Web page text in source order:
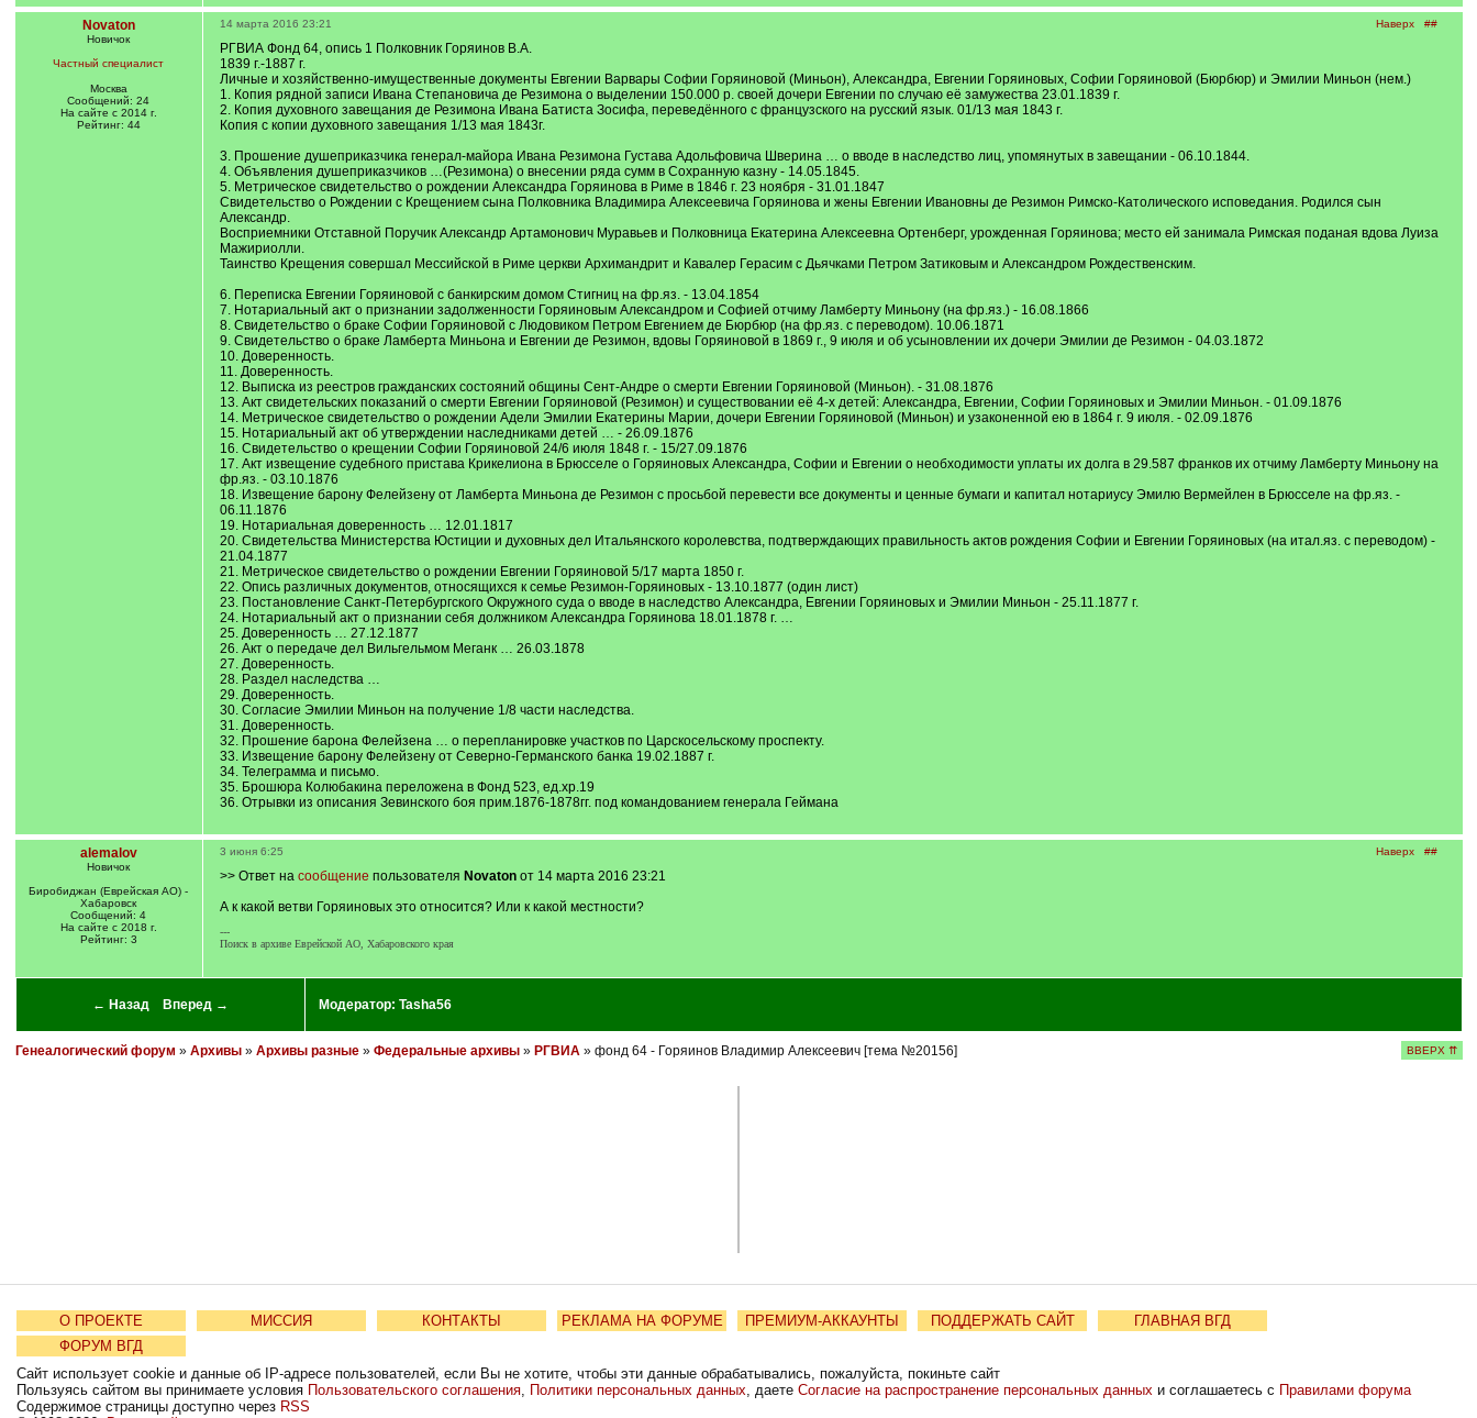
Novaton
Новичок
Частный специалист
Москва
Сообщений: 24
На сайте с 2014 г.
Рейтинг: 44
Наверх ##
14 марта 2016 23:21
РГВИА Фонд 64, опись 1 Полковник Горяинов В.А.
1839 г.-1887 г.
Личные и хозяйственно-имущественные документы Евгении Варвары Софии Горяиновой (Миньон), Александра, Евгении Горяиновых, Софии Горяиновой (Бюрбюр) и Эмилии Миньон (нем.)
1. Копия рядной записи Ивана Степановича де Резимона о выделении 150.000 р. своей дочери Евгении по случаю её замужества 23.01.1839 г.
2. Копия духовного завещания де Резимона Ивана Батиста Зосифа, переведённого с французского на русский язык. 01/13 мая 1843 г.
Копия с копии духовного завещания 1/13 мая 1843г.
3. Прошение душеприказчика генерал-майора Ивана Резимона Густава Адольфовича Шверина … о вводе в наследство лиц, упомянутых в завещании - 06.10.1844.
4. Объявления душеприказчиков …(Резимона) о внесении ряда сумм в Сохранную казну - 14.05.1845.
5. Метрическое свидетельство о рождении Александра Горяинова в Риме в 1846 г. 23 ноября - 31.01.1847
Свидетельство о Рождении с Крещением сына Полковника Владимира Алексеевича Горяинова и жены Евгении Ивановны де Резимон Римско-Католического исповедания. Родился сын
Александр.
Восприемники Отставной Поручик Александр Артамонович Муравьев и Полковница Екатерина Алексеевна Ортенберг, урожденная Горяинова; место ей занимала Римская поданая вдова Луиза
Мажириолли.
Таинство Крещения совершал Мессийской в Риме церкви Архимандрит и Кавалер Герасим с Дьячками Петром Затиковым и Александром Рождественским.
6. Переписка Евгении Горяиновой с банкирским домом Стигниц на фр.яз. - 13.04.1854
7. Нотариальный акт о признании задолженности Горяиновым Александром и Софией отчиму Ламберту Миньону (на фр.яз.) - 16.08.1866
8. Свидетельство о браке Софии Горяиновой с Людовиком Петром Евгением де Бюрбюр (на фр.яз. с переводом). 10.06.1871
9. Свидетельство о браке Ламберта Миньона и Евгении де Резимон, вдовы Горяиновой в 1869 г., 9 июля и об усыновлении их дочери Эмилии де Резимон - 04.03.1872
10. Доверенность.
11. Доверенность.
12. Выписка из реестров гражданских состояний общины Сент-Андре о смерти Евгении Горяиновой (Миньон). - 31.08.1876
13. Акт свидетельских показаний о смерти Евгении Горяиновой (Резимон) и существовании её 4-х детей: Александра, Евгении, Софии Горяиновых и Эмилии Миньон. - 01.09.1876
14. Метрическое свидетельство о рождении Адели Эмилии Екатерины Марии, дочери Евгении Горяиновой (Миньон) и узаконенной ею в 1864 г. 9 июля. - 02.09.1876
15. Нотариальный акт об утверждении наследниками детей … - 26.09.1876
16. Свидетельство о крещении Софии Горяиновой 24/6 июля 1848 г. - 15/27.09.1876
17. Акт извещение судебного пристава Крикелиона в Брюсселе о Горяиновых Александра, Софии и Евгении о необходимости уплаты их долга в 29.587 франков их отчиму Ламберту Миньону на
фр.яз. - 03.10.1876
18. Извещение барону Фелейзену от Ламберта Миньона де Резимон с просьбой перевести все документы и ценные бумаги и капитал нотариусу Эмилю Вермейлен в Брюсселе на фр.яз. -
06.11.1876
19. Нотариальная доверенность … 12.01.1817
20. Свидетельства Министерства Юстиции и духовных дел Итальянского королевства, подтверждающих правильность актов рождения Софии и Евгении Горяиновых (на итал.яз. с переводом) -
21.04.1877
21. Метрическое свидетельство о рождении Евгении Горяиновой 5/17 марта 1850 г.
22. Опись различных документов, относящихся к семье Резимон-Горяиновых - 13.10.1877 (один лист)
23. Постановление Санкт-Петербургского Окружного суда о вводе в наследство Александра, Евгении Горяиновых и Эмилии Миньон - 25.11.1877 г.
24. Нотариальный акт о признании себя должником Александра Горяинова 18.01.1878 г. …
25. Доверенность … 27.12.1877
26. Акт о передаче дел Вильгельмом Меганк … 26.03.1878
27. Доверенность.
28. Раздел наследства …
29. Доверенность.
30. Согласие Эмилии Миньон на получение 1/8 части наследства.
31. Доверенность.
32. Прошение барона Фелейзена … о перепланировке участков по Царскосельскому проспекту.
33. Извещение барону Фелейзену от Северно-Германского банка 19.02.1887 г.
34. Телеграмма и письмо.
35. Брошюра Колюбакина переложена в Фонд 523, ед.хр.19
36. Отрывки из описания Зевинского боя прим.1876-1878гг. под командованием генерала Геймана
alemalov
Новичок
Биробиджан (Еврейская АО) -
Хабаровск
Сообщений: 4
На сайте с 2018 г.
Рейтинг: 3
Наверх ##
3 июня 6:25
>> Ответ на сообщение пользователя Novatonот 14 марта 2016 23:21
А к какой ветви Горяиновых это относится? Или к какой местности?
---
Поиск в архиве Еврейской АО, Хабаровского края
← Назад Вперед → Модератор: Tasha56
Генеалогический форум » Архивы» Архивы разные» Федеральные архивы» РГВИА» фонд 64 - Горяинов Владимир Алексеевич [тема №20156] ВВЕРХ ⇈
О ПРОЕКТЕ МИССИЯ КОНТАКТЫ РЕКЛАМА НА ФОРУМЕ ПРЕМИУМ-АККАУНТЫ ПОДДЕРЖАТЬ САЙТ
ГЛАВНАЯ ВГД
ФОРУМ ВГД
Сайт использует cookie и данные об IP-адресе пользователей, если Вы не хотите, чтобы эти данные обрабатывались, пожалуйста, покиньте сайт
Пользуясь сайтом вы принимаете условия Пользовательского соглашения, Политики персональных данных, даете Согласие на распространение персональных данных и соглашаетесь с Правилами форума
Содержимое страницы доступно через RSS